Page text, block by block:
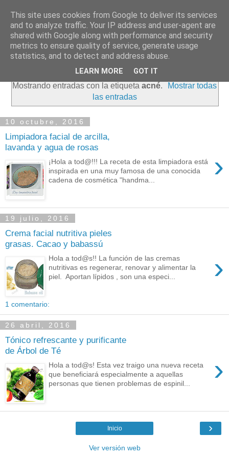
Mostrando entradas con la etiqueta acné.
Mostrar todas
las entradas
10 octubre, 2016
Limpiadora facial de arcilla,
lavanda y agua de rosas
›
¡Hola a tod@!!! La receta de esta limpiadora está
inspirada en una muy famosa de una conocida
cadena de cosmética "handma...
19 julio, 2016
Crema facial nutritiva pieles
grasas. Cacao y babassú
›
Hola a tod@s!! La función de las cremas
nutritivas es regenerar, renovar y alimentar la
piel. Aportan lípidos , son una especi...
1 comentario:
26 abril, 2016
Tónico refrescante y purificante
de Árbol de Té
›
Hola a tod@s! Esta vez traigo una nueva receta
que beneficiará especialmente a aquellas
personas que tienen problemas de espinil...
›
Inicio
Ver versión web
This site uses cookies from Google to deliver its services
and to analyze traffic. Your IP address and user-agent are
shared with Google along with performance and security
metrics to ensure quality of service, generate usage
statistics, and to detect and address abuse.
LEARN MORE GOT IT